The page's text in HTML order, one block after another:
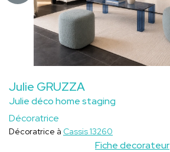
Julie GRUZZA
Julie déco home staging
Décoratrice
Fiche decorateur
Décoratrice à Cassis 13260